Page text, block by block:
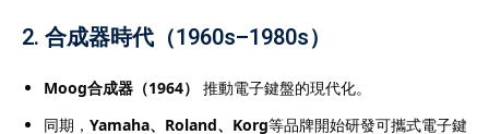
文憑課程（IB課程）的
成績與應試能力的重要
2. 合成器時代（1960s–1980s）
Moog合成器（1964）
推動電子鍵盤的現代化。
同期， Yamaha、Roland、Korg等品牌開始研發可攜式電子鍵